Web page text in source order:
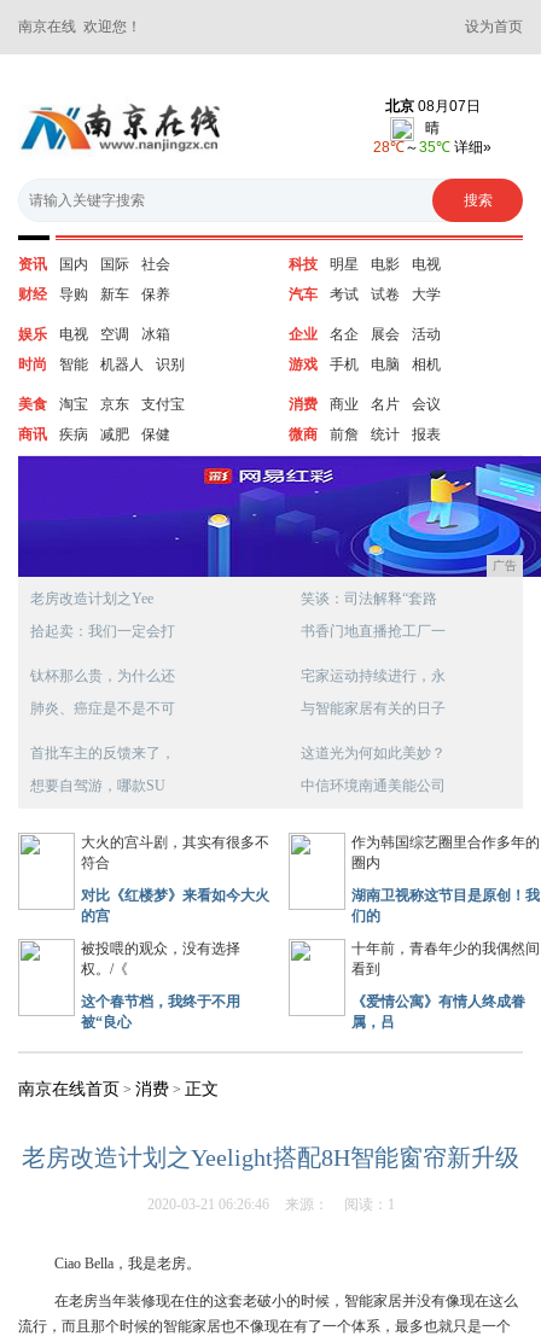
南京在线 欢迎您！ 设为首页
资讯 国内 国际
社会
财经
导购 新车 保养
科技 明星 电影
电视
汽车
考试 试卷 大学
娱乐 电视 空调
冰箱
时尚
智能 机器人 识别
企业 名企 展会
活动
游戏
手机 电脑 相机
美食 淘宝 京东
支付宝
商讯
疾病 减肥 保健
消费 商业 名片
会议
微商
前詹 统计 报表
广告
老房改造计划之Yee
拾起卖：我们一定会打
笑谈：司法解释“套路
书香门地直播抢工厂一
钛杯那么贵，为什么还
肺炎、癌症是不是不可
宅家运动持续进行，永
与智能家居有关的日子
首批车主的反馈来了，
想要自驾游，哪款SU
这道光为何如此美妙？
中信环境南通美能公司
大火的宫斗剧，其实有很多不
符合
对比《红楼梦》来看如今大火
的宫
作为韩国综艺圈里合作多年的
圈内
湖南卫视称这节目是原创！我
们的
被投喂的观众，没有选择
权。/《
这个春节档，我终于不用
被“良心
十年前，青春年少的我偶然间
看到
《爱情公寓》有情人终成眷
属，吕
南京在线首页 > 消费 > 正文
老房改造计划之Yeelight搭配8H智能窗帘新升级
2020-03-21 06:26:46 来源： 阅读：1
Ciao Bella，我是老房。
在老房当年装修现在住的这套老破小的时候，智能家居并没有像现在这么
流行，而且那个时候的智能家居也不像现在有了一个体系，最多也就只是一个